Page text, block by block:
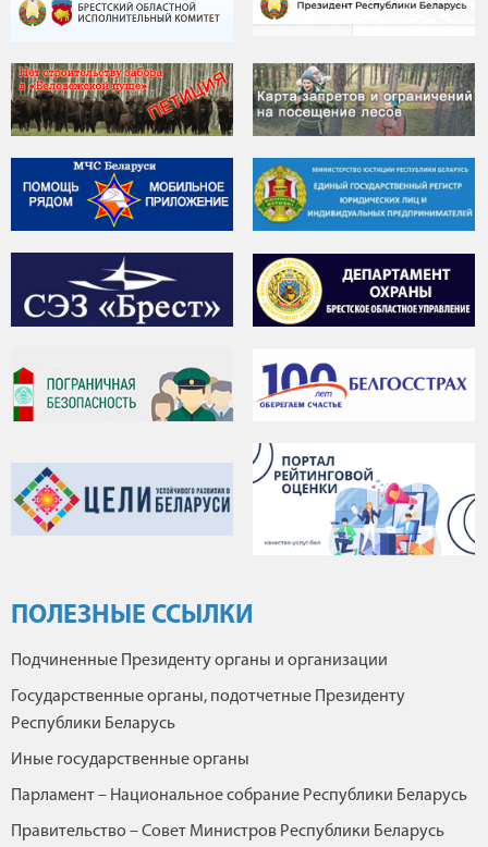
ПОЛЕЗНЫЕ ССЫЛКИ
Подчиненные Президенту органы и организации
Государственные органы, подотчетные Президенту
Республики Беларусь
Иные государственные органы
Парламент – Национальное собрание Республики Беларусь
Правительство – Совет Министров Республики Беларусь